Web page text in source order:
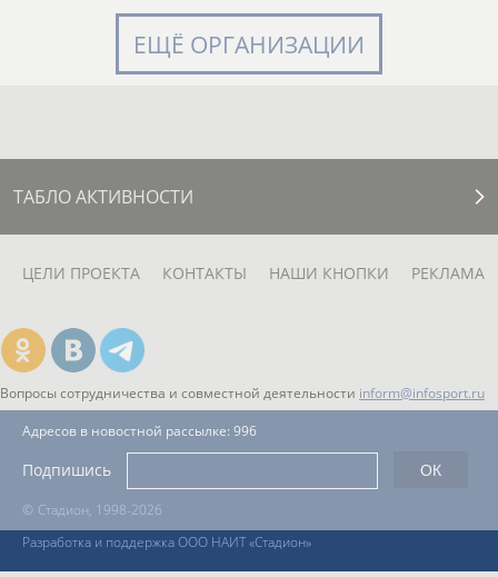
ЕЩЁ ОРГАНИЗАЦИИ
ТАБЛО АКТИВНОСТИ
ЦЕЛИ ПРОЕКТА КОНТАКТЫ НАШИ КНОПКИ РЕКЛАМА
Вопросы сотрудничества и совместной деятельности inform@infosport.ru
© Стадион, 1998-2026
Разработка и поддержка ООО НАИТ «Стадион»
Адресов в новостной рассылке: 996
Подпишись